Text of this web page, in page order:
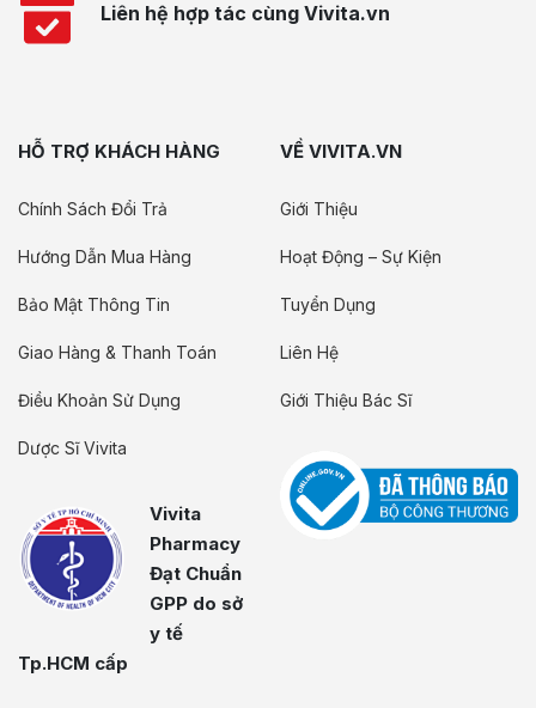
Liên hệ hợp tác cùng Vivita.vn
HỖ TRỢ KHÁCH HÀNG
Chính Sách Đổi Trả
Hướng Dẫn Mua Hàng
Bảo Mật Thông Tin
Giao Hàng & Thanh Toán
Điều Khoản Sử Dụng
Dược Sĩ Vivita
Vivita
Pharmacy
Đạt Chuẩn
GPP do sở
y tế
Tp.HCM cấp
VỀ VIVITA.VN
Giới Thiệu
Hoạt Động – Sự Kiện
Tuyển Dụng
Liên Hệ
Giới Thiệu Bác Sĩ